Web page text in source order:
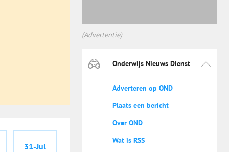
31-Jul
(Advertentie)
Onderwijs Nieuws Dienst
Adverteren op OND
Plaats een bericht
Over OND
Wat is RSS